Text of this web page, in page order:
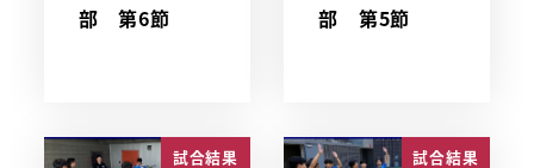
部 第6節
部 第5節
試合結果 試合結果